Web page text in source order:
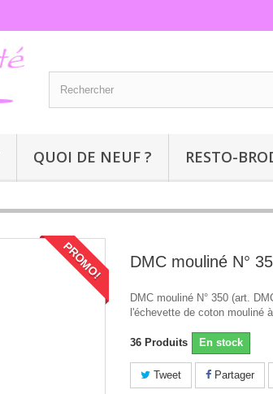
QUOI DE NEUF ? RESTO-
PROMO! DMC mouliné N°
DMC mouliné N° 350 (art.
l'échevette de coton mouliné
36 Produits En stock
Tweet Partager